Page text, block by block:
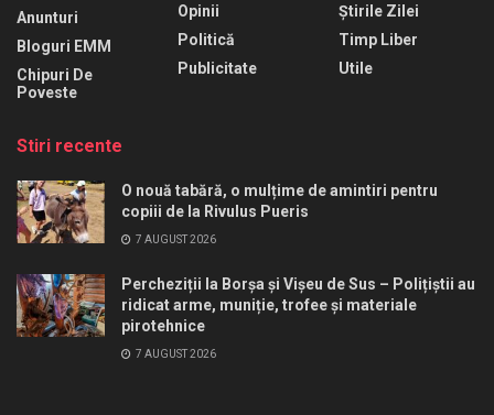
Anunturi
Bloguri EMM
Chipuri De
Poveste
Opinii
Politică
Publicitate
Știrile Zilei
Timp Liber
Utile
Stiri recente
O nouă tabără, o mulțime de amintiri pentru
copiii de la Rivulus Pueris
7 AUGUST 2026
Percheziții la Borșa și Vișeu de Sus – Polițiștii au
ridicat arme, muniție, trofee și materiale
pirotehnice
7 AUGUST 2026